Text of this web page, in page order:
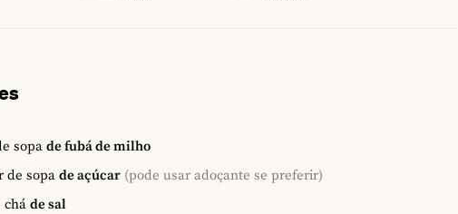
sopa de fubá de milho
de sopa de açúcar (pode usar adoçante se preferir)
chá de sal